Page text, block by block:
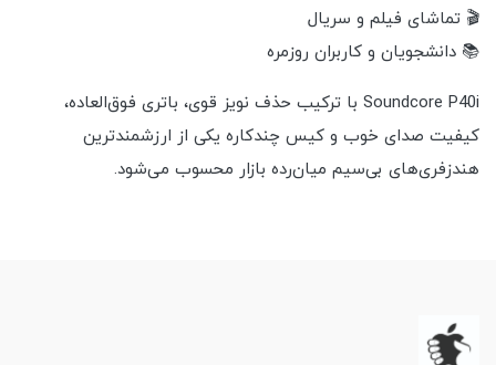
🎬 تماشای فیلم و سریال
📚 دانشجویان و کاربران روزمره
Soundcore P40i با ترکیب حذف نویز قوی، باتری فوق‌العاده،
کیفیت صدای خوب و کیس چندکاره یکی از ارزشمندترین
هندزفری‌های بی‌سیم میان‌رده بازار محسوب می‌شود.